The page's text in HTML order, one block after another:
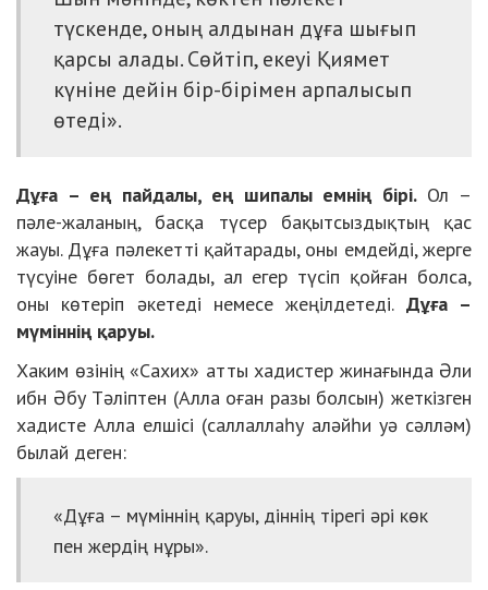
түскенде, оның алдынан дұға шығып
қарсы алады. Сөйтіп, екеуі Қиямет
күніне дейін бір-бірімен арпалысып
өтеді».
Дұға – ең пайдалы, ең шипалы емнің бірі.Ол –
пәле-жаланың, басқа түсер бақытсыздықтың қас
жауы. Дұға пәлекетті қайтарады, оны емдейді, жерге
түсуіне бөгет болады, ал егер түсіп қойған болса,
оны көтеріп әкетеді немесе жеңілдетеді. Дұға –
мүміннің қаруы.
Хаким өзінің «Сахих» атты хадистер жинағында Әли
ибн Әбу Тәліптен (Алла оған разы болсын) жеткізген
хадисте Алла елшісі (саллаллаһу аләйһи уә сәлләм)
былай деген:
«Дұға – мүміннің қаруы, діннің тірегі әрі көк
пен жердің нұры».